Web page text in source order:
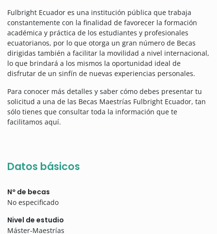
Fulbright Ecuador es una institución pública que trabaja
constantemente con la finalidad de favorecer la formación
académica y práctica de los estudiantes y profesionales
ecuatorianos, por lo que otorga un gran número de Becas
dirigidas también a facilitar la movilidad a nivel internacional,
lo que brindará a los mismos la oportunidad ideal de
disfrutar de un sinfín de nuevas experiencias personales.
Para conocer más detalles y saber cómo debes presentar tu
solicitud a una de las Becas Maestrías Fulbright Ecuador, tan
sólo tienes que consultar toda la información que te
facilitamos aquí.
Datos básicos
Nº de becas
No especificado
Nivel de estudio
Máster-Maestrías